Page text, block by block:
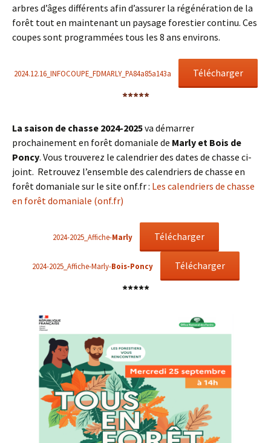
arbres d’âges différents afin d’assurer la régénération de la
forêt tout en maintenant un paysage forestier continu. Ces
coupes sont programmées tous les 8 ans environs.
2024.12.16_INFOCOUPE_FDMARLY_PA84a85a143a Télécharger
*****
La saison de chasse 2024-2025va démarrer
prochainement en forêt domaniale de Marly et Bois de
Poncy. Vous trouverez le calendrier des dates de chasse ci-
joint. Retrouvez l’ensemble des calendriers de chasse en
forêt domaniale sur le site onf.fr : Les calendriers de chasse
en forêt domaniale (onf.fr)
2024-2025_Affiche-Marly Télécharger
2024-2025_Affiche-Marly-Bois-Poncy Télécharger
*****